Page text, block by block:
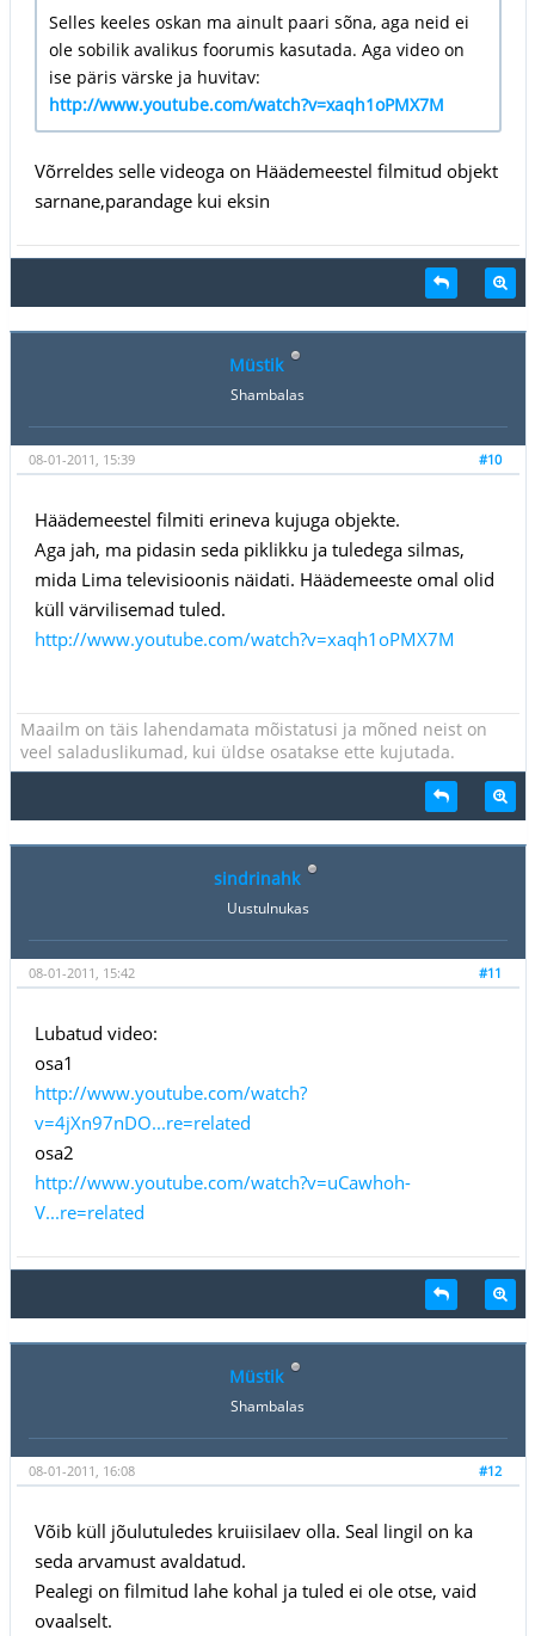
Selles keeles oskan ma ainult paari sõna, aga neid ei
ole sobilik avalikus foorumis kasutada. Aga video on
ise päris värske ja huvitav:
http://www.youtube.com/watch?v=xaqh1oPMX7M
Võrreldes selle videoga on Häädemeestel filmitud objekt
sarnane,parandage kui eksin
Müstik
Shambalas
#10
08-01-2011, 15:39
Häädemeestel filmiti erineva kujuga objekte.
Aga jah, ma pidasin seda piklikku ja tuledega silmas,
mida Lima televisioonis näidati. Häädemeeste omal olid
küll värvilisemad tuled.
http://www.youtube.com/watch?v=xaqh1oPMX7M
Maailm on täis lahendamata mõistatusi ja mõned neist on
veel saladuslikumad, kui üldse osatakse ette kujutada.
sindrinahk
Uustulnukas
#11
08-01-2011, 15:42
Lubatud video:
osa1
http://www.youtube.com/watch?
v=4jXn97nDO...re=related
osa2
http://www.youtube.com/watch?v=uCawhoh-
V...re=related
Müstik
Shambalas
#12
08-01-2011, 16:08
Võib küll jõulutuledes kruiisilaev olla. Seal lingil on ka
seda arvamust avaldatud.
Pealegi on filmitud lahe kohal ja tuled ei ole otse, vaid
ovaalselt.